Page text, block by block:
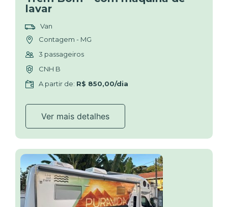
lavar
Van
Contagem - MG
3 passageiros
CNH B
A partir de: R$ 850,00/dia
Ver mais detalhes